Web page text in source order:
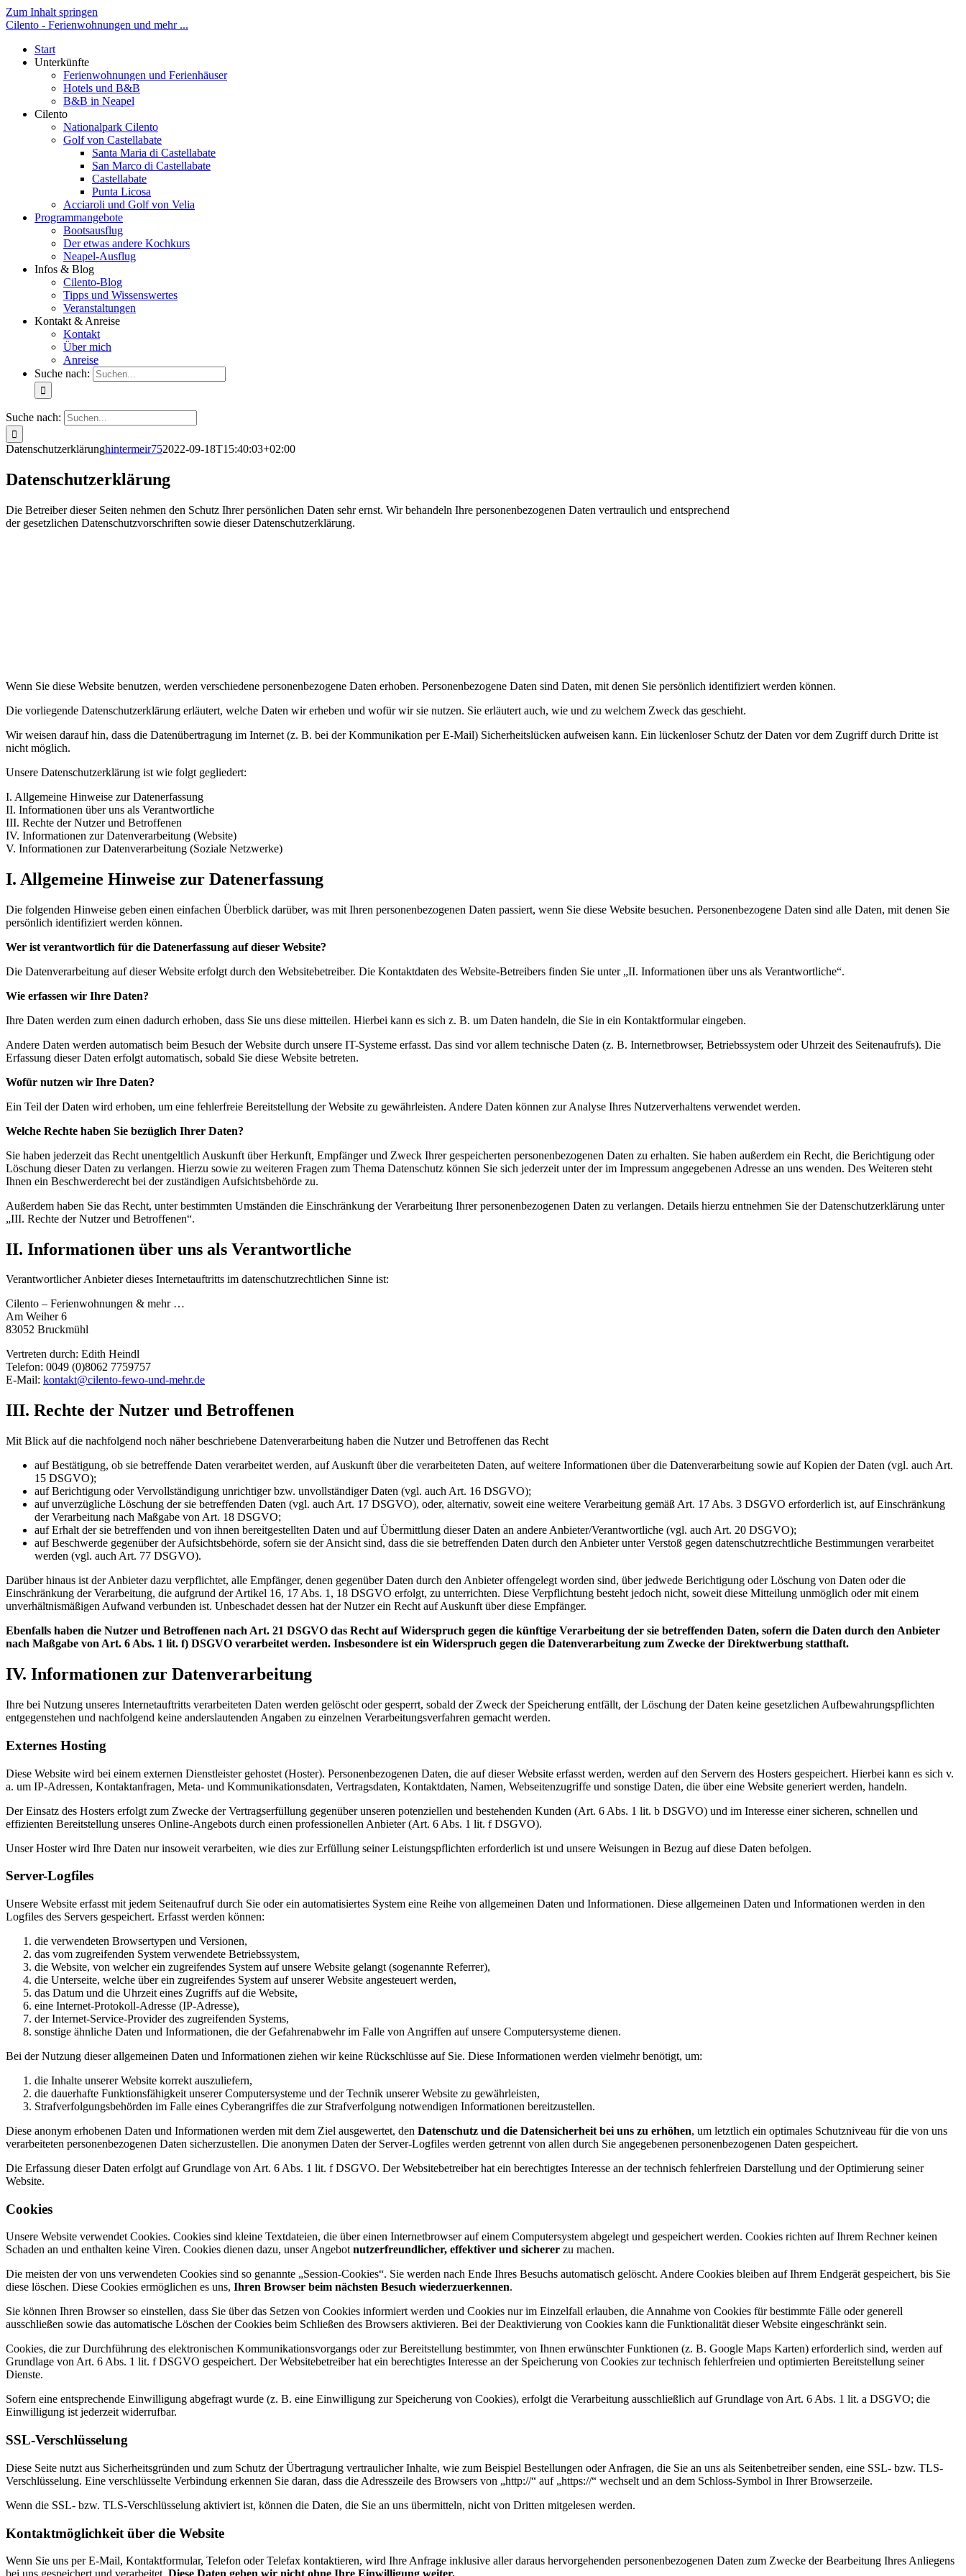
Zum Inhalt springen
Cilento - Ferienwohnungen und mehr ...
Start
Unterkünfte
Ferienwohnungen und Ferienhäuser
Hotels und B&B
B&B in Neapel
Cilento
Nationalpark Cilento
Golf von Castellabate
Santa Maria di Castellabate
San Marco di Castellabate
Castellabate
Punta Licosa
Acciaroli und Golf von Velia
Programmangebote
Bootsausflug
Der etwas andere Kochkurs
Neapel-Ausflug
Infos & Blog
Cilento-Blog
Tipps und Wissenswertes
Veranstaltungen
Kontakt & Anreise
Kontakt
Über mich
Anreise
Suche nach:
Suche nach:
Datenschutzerklärunghintermeir752022-09-18T15:40:03+02:00
Datenschutzerklärung
Die Betreiber dieser Seiten nehmen den Schutz Ihrer persönlichen Daten sehr ernst. Wir behandeln Ihre personenbezogenen Daten vertraulich und entsprechend
der gesetzlichen Datenschutzvorschriften sowie dieser Datenschutzerklärung.
Wenn Sie diese Website benutzen, werden verschiedene personenbezogene Daten erhoben. Personenbezogene Daten sind Daten, mit denen Sie persönlich identifiziert werden können.
Die vorliegende Datenschutzerklärung erläutert, welche Daten wir erheben und wofür wir sie nutzen. Sie erläutert auch, wie und zu welchem Zweck das geschieht.
Wir weisen darauf hin, dass die Datenübertragung im Internet (z. B. bei der Kommunikation per E-Mail) Sicherheitslücken aufweisen kann. Ein lückenloser Schutz der Daten vor dem Zugriff durch Dritte ist
nicht möglich.
Unsere Datenschutzerklärung ist wie folgt gegliedert:
I. Allgemeine Hinweise zur Datenerfassung
II. Informationen über uns als Verantwortliche
III. Rechte der Nutzer und Betroffenen
IV. Informationen zur Datenverarbeitung (Website)
V. Informationen zur Datenverarbeitung (Soziale Netzwerke)
I. Allgemeine Hinweise zur Datenerfassung
Die folgenden Hinweise geben einen einfachen Überblick darüber, was mit Ihren personenbezogenen Daten passiert, wenn Sie diese Website besuchen. Personenbezogene Daten sind alle Daten, mit denen Sie
persönlich identifiziert werden können.
Wer ist verantwortlich für die Datenerfassung auf dieser Website?
Die Datenverarbeitung auf dieser Website erfolgt durch den Websitebetreiber. Die Kontaktdaten des Website-Betreibers finden Sie unter „II. Informationen über uns als Verantwortliche“.
Wie erfassen wir Ihre Daten?
Ihre Daten werden zum einen dadurch erhoben, dass Sie uns diese mitteilen. Hierbei kann es sich z. B. um Daten handeln, die Sie in ein Kontaktformular eingeben.
Andere Daten werden automatisch beim Besuch der Website durch unsere IT-Systeme erfasst. Das sind vor allem technische Daten (z. B. Internetbrowser, Betriebssystem oder Uhrzeit des Seitenaufrufs). Die
Erfassung dieser Daten erfolgt automatisch, sobald Sie diese Website betreten.
Wofür nutzen wir Ihre Daten?
Ein Teil der Daten wird erhoben, um eine fehlerfreie Bereitstellung der Website zu gewährleisten. Andere Daten können zur Analyse Ihres Nutzerverhaltens verwendet werden.
Welche Rechte haben Sie bezüglich Ihrer Daten?
Sie haben jederzeit das Recht unentgeltlich Auskunft über Herkunft, Empfänger und Zweck Ihrer gespeicherten personenbezogenen Daten zu erhalten. Sie haben außerdem ein Recht, die Berichtigung oder
Löschung dieser Daten zu verlangen. Hierzu sowie zu weiteren Fragen zum Thema Datenschutz können Sie sich jederzeit unter der im Impressum angegebenen Adresse an uns wenden. Des Weiteren steht
Ihnen ein Beschwerderecht bei der zuständigen Aufsichtsbehörde zu.
Außerdem haben Sie das Recht, unter bestimmten Umständen die Einschränkung der Verarbeitung Ihrer personenbezogenen Daten zu verlangen. Details hierzu entnehmen Sie der Datenschutzerklärung unter
„III. Rechte der Nutzer und Betroffenen“.
II. Informationen über uns als Verantwortliche
Verantwortlicher Anbieter dieses Internetauftritts im datenschutzrechtlichen Sinne ist:
Cilento – Ferienwohnungen & mehr …
Am Weiher 6
83052 Bruckmühl
Vertreten durch: Edith Heindl
Telefon: 0049 (0)8062 7759757
E-Mail: kontakt@cilento-fewo-und-mehr.de
III. Rechte der Nutzer und Betroffenen
Mit Blick auf die nachfolgend noch näher beschriebene Datenverarbeitung haben die Nutzer und Betroffenen das Recht
auf Bestätigung, ob sie betreffende Daten verarbeitet werden, auf Auskunft über die verarbeiteten Daten, auf weitere Informationen über die Datenverarbeitung sowie auf Kopien der Daten (vgl. auch Art.
15 DSGVO);
auf Berichtigung oder Vervollständigung unrichtiger bzw. unvollständiger Daten (vgl. auch Art. 16 DSGVO);
auf unverzügliche Löschung der sie betreffenden Daten (vgl. auch Art. 17 DSGVO), oder, alternativ, soweit eine weitere Verarbeitung gemäß Art. 17 Abs. 3 DSGVO erforderlich ist, auf Einschränkung
der Verarbeitung nach Maßgabe von Art. 18 DSGVO;
auf Erhalt der sie betreffenden und von ihnen bereitgestellten Daten und auf Übermittlung dieser Daten an andere Anbieter/Verantwortliche (vgl. auch Art. 20 DSGVO);
auf Beschwerde gegenüber der Aufsichtsbehörde, sofern sie der Ansicht sind, dass die sie betreffenden Daten durch den Anbieter unter Verstoß gegen datenschutzrechtliche Bestimmungen verarbeitet
werden (vgl. auch Art. 77 DSGVO).
Darüber hinaus ist der Anbieter dazu verpflichtet, alle Empfänger, denen gegenüber Daten durch den Anbieter offengelegt worden sind, über jedwede Berichtigung oder Löschung von Daten oder die
Einschränkung der Verarbeitung, die aufgrund der Artikel 16, 17 Abs. 1, 18 DSGVO erfolgt, zu unterrichten. Diese Verpflichtung besteht jedoch nicht, soweit diese Mitteilung unmöglich oder mit einem
unverhältnismäßigen Aufwand verbunden ist. Unbeschadet dessen hat der Nutzer ein Recht auf Auskunft über diese Empfänger.
Ebenfalls haben die Nutzer und Betroffenen nach Art. 21 DSGVO das Recht auf Widerspruch gegen die künftige Verarbeitung der sie betreffenden Daten, sofern die Daten durch den Anbieter
nach Maßgabe von Art. 6 Abs. 1 lit. f) DSGVO verarbeitet werden. Insbesondere ist ein Widerspruch gegen die Datenverarbeitung zum Zwecke der Direktwerbung statthaft.
IV. Informationen zur Datenverarbeitung
Ihre bei Nutzung unseres Internetauftritts verarbeiteten Daten werden gelöscht oder gesperrt, sobald der Zweck der Speicherung entfällt, der Löschung der Daten keine gesetzlichen Aufbewahrungspflichten
entgegenstehen und nachfolgend keine anderslautenden Angaben zu einzelnen Verarbeitungsverfahren gemacht werden.
Externes Hosting
Diese Website wird bei einem externen Dienstleister gehostet (Hoster). Personenbezogenen Daten, die auf dieser Website erfasst werden, werden auf den Servern des Hosters gespeichert. Hierbei kann es sich v.
a. um IP-Adressen, Kontaktanfragen, Meta- und Kommunikationsdaten, Vertragsdaten, Kontaktdaten, Namen, Webseitenzugriffe und sonstige Daten, die über eine Website generiert werden, handeln.
Der Einsatz des Hosters erfolgt zum Zwecke der Vertragserfüllung gegenüber unseren potenziellen und bestehenden Kunden (Art. 6 Abs. 1 lit. b DSGVO) und im Interesse einer sicheren, schnellen und
effizienten Bereitstellung unseres Online-Angebots durch einen professionellen Anbieter (Art. 6 Abs. 1 lit. f DSGVO).
Unser Hoster wird Ihre Daten nur insoweit verarbeiten, wie dies zur Erfüllung seiner Leistungspflichten erforderlich ist und unsere Weisungen in Bezug auf diese Daten befolgen.
Server-Logfiles
Unsere Website erfasst mit jedem Seitenaufruf durch Sie oder ein automatisiertes System eine Reihe von allgemeinen Daten und Informationen. Diese allgemeinen Daten und Informationen werden in den
Logfiles des Servers gespeichert. Erfasst werden können:
die verwendeten Browsertypen und Versionen,
das vom zugreifenden System verwendete Betriebssystem,
die Website, von welcher ein zugreifendes System auf unsere Website gelangt (sogenannte Referrer),
die Unterseite, welche über ein zugreifendes System auf unserer Website angesteuert werden,
das Datum und die Uhrzeit eines Zugriffs auf die Website,
eine Internet-Protokoll-Adresse (IP-Adresse),
der Internet-Service-Provider des zugreifenden Systems,
sonstige ähnliche Daten und Informationen, die der Gefahrenabwehr im Falle von Angriffen auf unsere Computersysteme dienen.
Bei der Nutzung dieser allgemeinen Daten und Informationen ziehen wir keine Rückschlüsse auf Sie. Diese Informationen werden vielmehr benötigt, um:
die Inhalte unserer Website korrekt auszuliefern,
die dauerhafte Funktionsfähigkeit unserer Computersysteme und der Technik unserer Website zu gewährleisten,
Strafverfolgungsbehörden im Falle eines Cyberangriffes die zur Strafverfolgung notwendigen Informationen bereitzustellen.
Diese anonym erhobenen Daten und Informationen werden mit dem Ziel ausgewertet, den Datenschutz und die Datensicherheit bei uns zu erhöhen, um letztlich ein optimales Schutzniveau für die von uns
verarbeiteten personenbezogenen Daten sicherzustellen. Die anonymen Daten der Server-Logfiles werden getrennt von allen durch Sie angegebenen personenbezogenen Daten gespeichert.
Die Erfassung dieser Daten erfolgt auf Grundlage von Art. 6 Abs. 1 lit. f DSGVO. Der Websitebetreiber hat ein berechtigtes Interesse an der technisch fehlerfreien Darstellung und der Optimierung seiner
Website.
Cookies
Unsere Website verwendet Cookies. Cookies sind kleine Textdateien, die über einen Internetbrowser auf einem Computersystem abgelegt und gespeichert werden. Cookies richten auf Ihrem Rechner keinen
Schaden an und enthalten keine Viren. Cookies dienen dazu, unser Angebot nutzerfreundlicher, effektiver und sicherer zu machen.
Die meisten der von uns verwendeten Cookies sind so genannte „Session-Cookies“. Sie werden nach Ende Ihres Besuchs automatisch gelöscht. Andere Cookies bleiben auf Ihrem Endgerät gespeichert, bis Sie
diese löschen. Diese Cookies ermöglichen es uns, Ihren Browser beim nächsten Besuch wiederzuerkennen.
Sie können Ihren Browser so einstellen, dass Sie über das Setzen von Cookies informiert werden und Cookies nur im Einzelfall erlauben, die Annahme von Cookies für bestimmte Fälle oder generell
ausschließen sowie das automatische Löschen der Cookies beim Schließen des Browsers aktivieren. Bei der Deaktivierung von Cookies kann die Funktionalität dieser Website eingeschränkt sein.
Cookies, die zur Durchführung des elektronischen Kommunikationsvorgangs oder zur Bereitstellung bestimmter, von Ihnen erwünschter Funktionen (z. B. Google Maps Karten) erforderlich sind, werden auf
Grundlage von Art. 6 Abs. 1 lit. f DSGVO gespeichert. Der Websitebetreiber hat ein berechtigtes Interesse an der Speicherung von Cookies zur technisch fehlerfreien und optimierten Bereitstellung seiner
Dienste.
Sofern eine entsprechende Einwilligung abgefragt wurde (z. B. eine Einwilligung zur Speicherung von Cookies), erfolgt die Verarbeitung ausschließlich auf Grundlage von Art. 6 Abs. 1 lit. a DSGVO; die
Einwilligung ist jederzeit widerrufbar.
SSL-Verschlüsselung
Diese Seite nutzt aus Sicherheitsgründen und zum Schutz der Übertragung vertraulicher Inhalte, wie zum Beispiel Bestellungen oder Anfragen, die Sie an uns als Seitenbetreiber senden, eine SSL- bzw. TLS-
Verschlüsselung. Eine verschlüsselte Verbindung erkennen Sie daran, dass die Adresszeile des Browsers von „http://“ auf „https://“ wechselt und an dem Schloss-Symbol in Ihrer Browserzeile.
Wenn die SSL- bzw. TLS-Verschlüsselung aktiviert ist, können die Daten, die Sie an uns übermitteln, nicht von Dritten mitgelesen werden.
Kontaktmöglichkeit über die Website
Wenn Sie uns per E-Mail, Kontaktformular, Telefon oder Telefax kontaktieren, wird Ihre Anfrage inklusive aller daraus hervorgehenden personenbezogenen Daten zum Zwecke der Bearbeitung Ihres Anliegens